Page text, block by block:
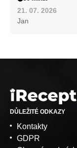
21. 07. 2026
Jan
DŮLEŽITÉ ODKAZY
Kontakty
GDPR